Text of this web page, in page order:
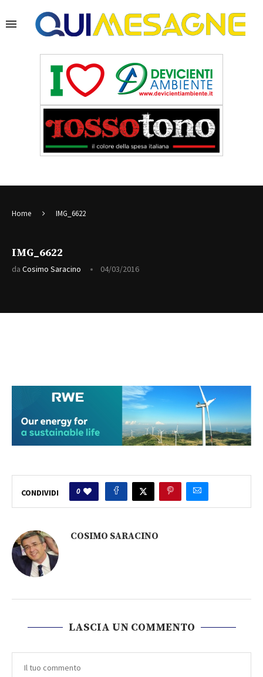
Home IMG_6622
IMG_6622
da Cosimo Saracino 04/03/2016
CONDIVIDI 0
COSIMO SARACINO
LASCIA UN COMMENTO